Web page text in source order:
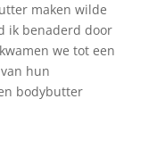
maken wilde
ik benaderd door
we tot een
hun
bodybutter